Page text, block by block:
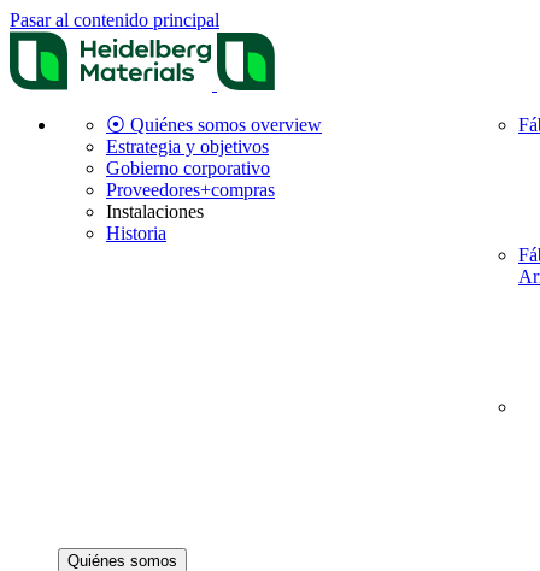
Pasar al contenido principal
⦿ Quiénes somos overview
Estrategia y objetivos
Gobierno corporativo
Proveedores+compras
Instalaciones
Historia
Quiénes somos